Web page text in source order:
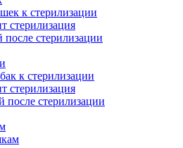
к стерилизации
стерилизация
после стерилизации
к стерилизации
стерилизация
после стерилизации